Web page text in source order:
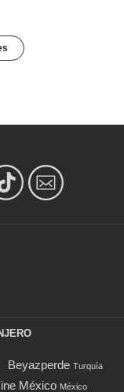
Beyazperde Turquía
México México